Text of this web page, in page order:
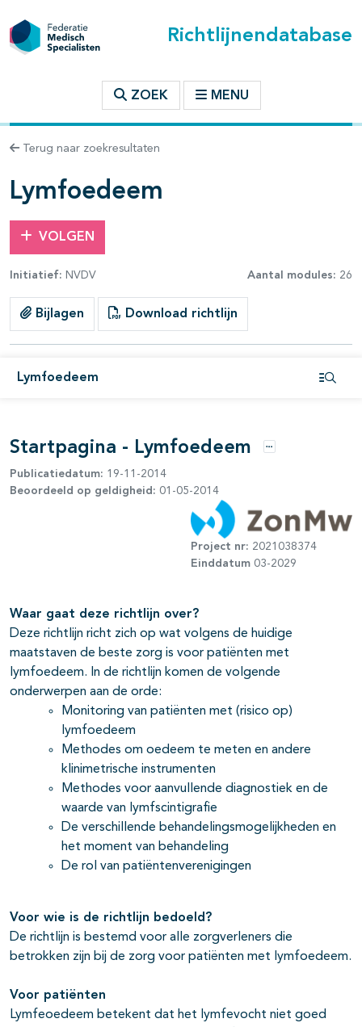
Richtlijnendatabase
ZOEK MENU
Terug naar zoekresultaten
Lymfoedeem
VOLGEN
Initiatief: NVDV Aantal modules: 26
Bijlagen Download richtlijn
Lymfoedeem
binnen deze richtlijn
open- en dichtklappen
open- en dichtklappen
Startpagina - Lymfoedeem Opties
Publicatiedatum: 19-11-2014
Beoordeeld op geldigheid: 01-05-2014
Project nr: 2021038374
Einddatum 03-2029
Waar gaat deze richtlijn over?
Deze richtlijn richt zich op wat volgens de huidige
maatstaven de beste zorg is voor patiënten met
lymfoedeem. In de richtlijn komen de volgende
onderwerpen aan de orde:
Monitoring van patiënten met (risico op)
lymfoedeem
Methodes om oedeem te meten en andere
klinimetrische instrumenten
Methodes voor aanvullende diagnostiek en de
waarde van lymfscintigrafie
De verschillende behandelingsmogelijkheden en
het moment van behandeling
De rol van patiëntenverenigingen
Voor wie is de richtlijn bedoeld?
De richtlijn is bestemd voor alle zorgverleners die
betrokken zijn bij de zorg voor patiënten met lymfoedeem.
Voor patiënten
Lymfeoedeem betekent dat het lymfevocht niet goed